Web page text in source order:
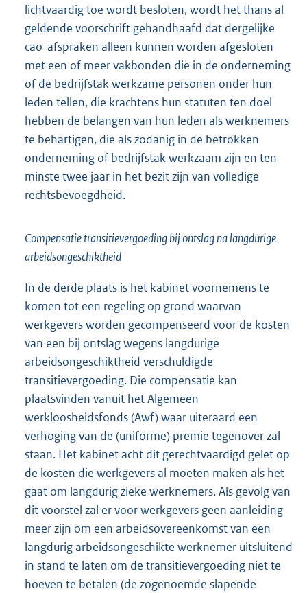
lichtvaardig toe wordt besloten, wordt het thans al
geldende voorschrift gehandhaafd dat dergelijke
cao-afspraken alleen kunnen worden afgesloten
met een of meer vakbonden die in de onderneming
of de bedrijfstak werkzame personen onder hun
leden tellen, die krachtens hun statuten ten doel
hebben de belangen van hun leden als werknemers
te behartigen, die als zodanig in de betrokken
onderneming of bedrijfstak werkzaam zijn en ten
minste twee jaar in het bezit zijn van volledige
rechtsbevoegdheid.
Compensatie transitievergoeding bij ontslag na langdurige
arbeidsongeschiktheid
In de derde plaats is het kabinet voornemens te
komen tot een regeling op grond waarvan
werkgevers worden gecompenseerd voor de kosten
van een bij ontslag wegens langdurige
arbeidsongeschiktheid verschuldigde
transitievergoeding. Die compensatie kan
plaatsvinden vanuit het Algemeen
werkloosheidsfonds (Awf) waar uiteraard een
verhoging van de (uniforme) premie tegenover zal
staan. Het kabinet acht dit gerechtvaardigd gelet op
de kosten die werkgevers al moeten maken als het
gaat om langdurig zieke werknemers. Als gevolg van
dit voorstel zal er voor werkgevers geen aanleiding
meer zijn om een arbeidsovereenkomst van een
langdurig arbeidsongeschikte werknemer uitsluitend
in stand te laten om de transitievergoeding niet te
hoeven te betalen (de zogenoemde slapende